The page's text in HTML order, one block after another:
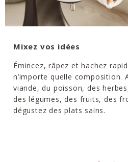
Mixez vos idées
Émincez, râpez et hachez
n’importe quelle composition.
viande, du poisson, des
des légumes, des fruits, des
dégustez des plats sains.